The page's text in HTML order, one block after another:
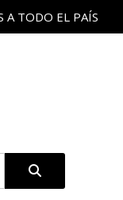
A TODO EL PAÍS